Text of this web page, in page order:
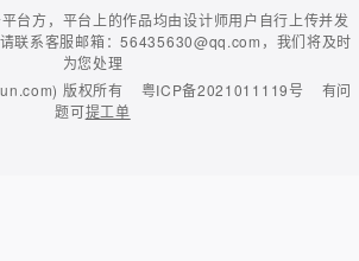
台方，平台上的作品均由设计师用户自行上传并发
联系客服邮箱：56435630@qq.com，我们将及时
为您处理
版权所有 粤ICP备2021011119号
有问
题可提工单